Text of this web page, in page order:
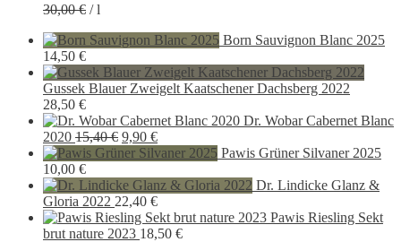
30,00€ /l
Born Sauvignon Blanc 2025
14,50 €
Gussek Blauer Zweigelt Kaatschener Dachsberg 2022
28,50 €
Dr. Wobar Cabernet Blanc
2020 15,40€ Ursprünglicher
Preis
15,40 €
9,90 €Aktueller
Preis
9,90 €.
Pawis Grüner Silvaner 2025
10,00 €
Dr. Lindicke Glanz &
Gloria 2022 22,40 €
Pawis Riesling Sekt
brut nature 2023 18,50 €